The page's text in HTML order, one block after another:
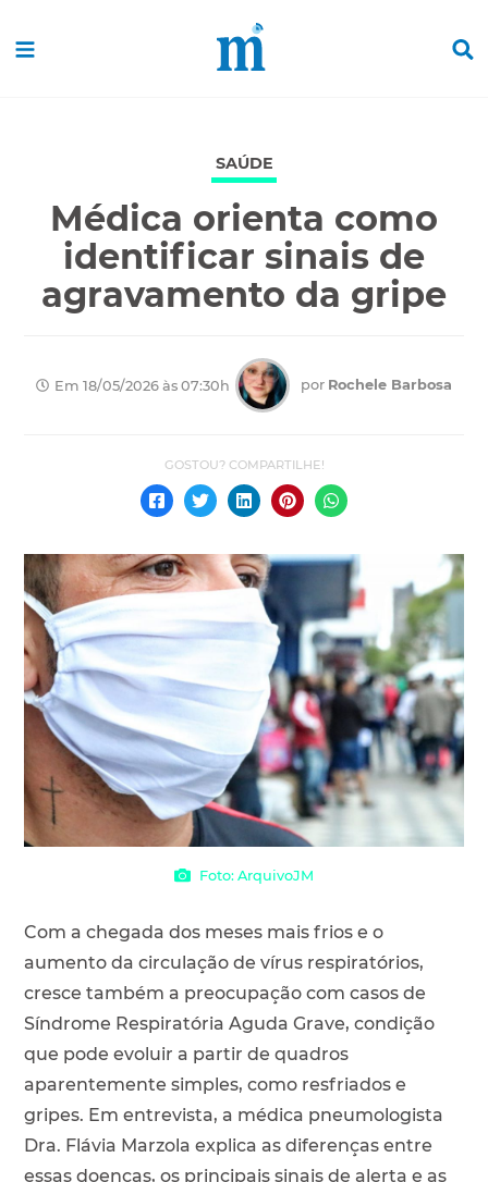
SAÚDE
Médica orienta como
identificar sinais de
agravamento da gripe
Em 18/05/2026 às 07:30h por Rochele Barbosa
Foto: ArquivoJM
Com a chegada dos meses mais frios e o
aumento da circulação de vírus respiratórios,
cresce também a preocupação com casos de
Síndrome Respiratória Aguda Grave, condição
que pode evoluir a partir de quadros
aparentemente simples, como resfriados e
gripes. Em entrevista, a médica pneumologista
Dra. Flávia Marzola explica as diferenças entre
essas doenças, os principais sinais de alerta e as